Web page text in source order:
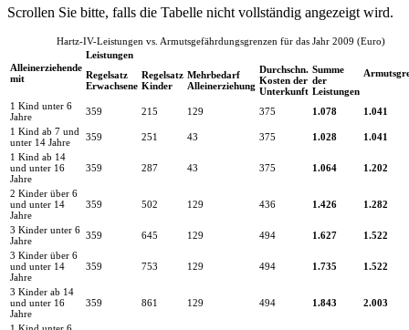
Scrollen Sie bitte, falls die Tabelle nicht vollständig angezeigt wird.
Hartz-IV-Leistungen vs. Armutsgefährdungsgrenzen für das Jahr 2009 (Euro)
Alleinerziehende
mit
Leistungen
Regelsatz
Erwachsene
Regelsatz
Kinder
Mehrbedarf
Alleinerziehung
Durchschn.
Kosten der
Unterkunft
Summe
der
Leistungen
1 Kind unter 6
Jahre
359 215 129 375 1.078
1.041
1 Kind ab 7 und
unter 14 Jahre
359 251 43 375 1.028
1.041
1 Kind ab 14
und unter 16
Jahre
359 287 43 375 1.064 1.202
2 Kinder über 6
und unter 14
Jahre
359 502 129 436 1.426 1.282
3 Kinder unter 6
Jahre
359 645 129 494 1.627
1.522
3 Kinder über 6
und unter 14
Jahre
359 753 129 494 1.735 1.522
3 Kinder ab 14
und unter 16
Jahre
359 861 129 494 1.843 2.003